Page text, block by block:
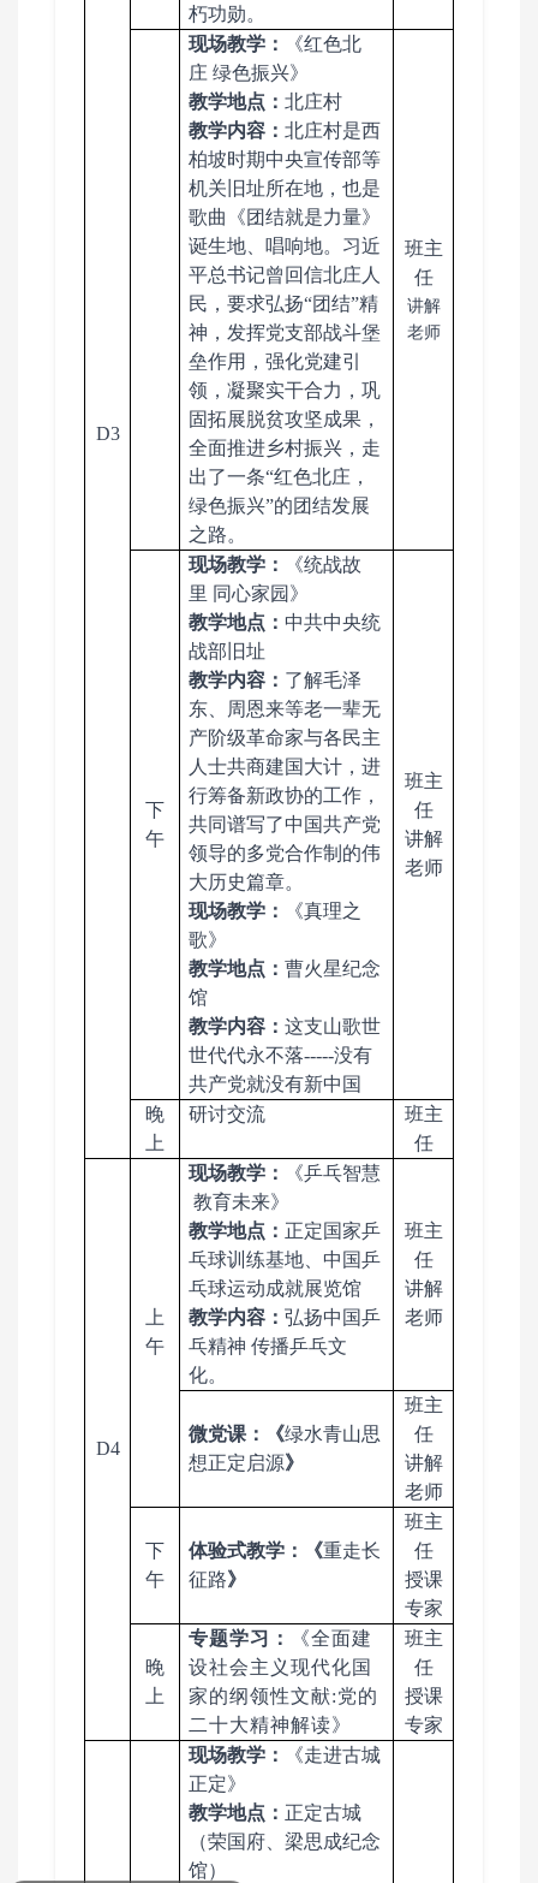
D3
朽功勋。
现场教学：
《红色北
庄 绿色振兴》
教学地点： 北庄村
教学内容 ： 北庄村是西
柏坡时期中央宣传部等
机关旧址所在地，也是
歌曲《团结就是力量》
诞生地、唱响地。 习近
平总书记曾回信北庄人
民，要求弘扬“团结”精
神，发挥党支部战斗堡
垒作用，强化党建引
领，凝聚实干合力，巩
固拓展脱贫攻坚成果，
全面推进乡村振兴，走
出了一条“红色北庄，
绿色振兴”的团结发展
之路。
班主
任
讲解
老师
下
午
现场教学： 《统战故
里 同心家园 》
教学地点： 中共中央统
战部旧址
教学内容 ： 了解毛泽
东、周恩来等老一辈无
产阶级革命家与各民主
人士共商建国大计，进
行筹备新政协的工作，
共同谱写了中国共产党
领导的多党合作制的伟
大历史篇章。
现场教学 ：
《真理之
歌》
教学地点： 曹火星纪念
馆
教学内容： 这支山歌世
世代代永不落-----没有
共产党就没有新中国
班主
任
讲解
老师
晚
上
研讨交流
班主
任
D4
上
午
现场教学：
《乒乓智慧
教育未来》
教学地点： 正定国家乒
乓球训练基地、中国乒
乓球运动成就展览馆
教学内容 ： 弘扬中国乒
乓精神 传播乒乓文
化。
班主
任
讲解
老师
微党课 ：《绿水青山思
想正定启源》
班主
任
讲解
老师
下
午
体验式教学：《重走长
征路》
班主
任
授课
专家
晚
上
专题学习：
《全面建
设社会主义现代化国
家的纲领性文献:党的
二十大精神解读》
班主
任
授课
专家
现场教学：
《走进古城
正定》
教学地点： 正定古城
（荣国府、梁思成纪念
馆）
可以介绍下你们的课程吗？